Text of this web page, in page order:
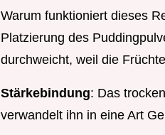
Warum funktioniert dieses
Platzierung des
durchweicht, weil die
Stärkebindung: Das
verwandelt ihn in eine Art